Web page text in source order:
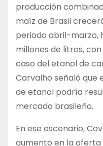
producción
maíz de Brasil
periodo abril-marzo,
millones de litros,
caso del etanol de
Carvalho señaló que
de etanol podría
mercado brasileño.
En ese escenario,
aumento en la